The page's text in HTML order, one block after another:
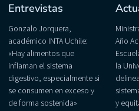
Entrevistas
Gonzalo Jorquera,
académico INTA Uchile:
«Hay alimentos que
inflaman el sistema
digestivo, especialmente si
se consumen en exceso y
de forma sostenida»
Año
la
y